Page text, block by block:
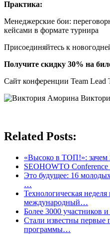
Практика:
Менеджерские бои:
кейсами в формате турнира
Присоединяйтесь к
Получите скидку 30% на
Сайт конференции Team Lead
Related Posts:
«Высоко в ТОП!»: зачем
SEOHOWTO
Это будущее: 16
…
Технологическая
международный…
Более 3000 участников
Стали известны первые
программы…